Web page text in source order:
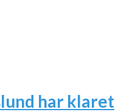
har klaret